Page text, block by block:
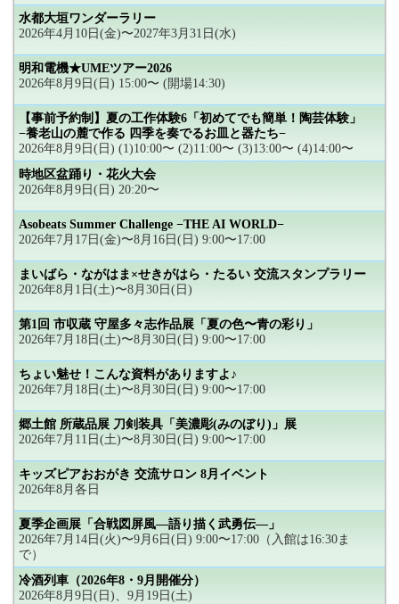
水都大垣ワンダーラリー
2026年4月10日(金)〜2027年3月31日(水)
明和電機★UMEツアー2026
2026年8月9日(日) 15:00〜 (開場14:30)
【事前予約制】夏の工作体験6「初めてでも簡単！陶芸体験」
−養老山の麓で作る 四季を奏でるお皿と器たち−
2026年8月9日(日) (1)10:00〜 (2)11:00〜 (3)13:00〜 (4)14:00〜
時地区盆踊り・花火大会
2026年8月9日(日) 20:20〜
Asobeats Summer Challenge −THE AI WORLD−
2026年7月17日(金)〜8月16日(日) 9:00〜17:00
まいばら・ながはま×せきがはら・たるい 交流スタンプラリー
2026年8月1日(土)〜8月30日(日)
第1回 市収蔵 守屋多々志作品展「夏の色〜青の彩り」
2026年7月18日(土)〜8月30日(日) 9:00〜17:00
ちょい魅せ！こんな資料がありますよ♪
2026年7月18日(土)〜8月30日(日) 9:00〜17:00
郷土館 所蔵品展 刀剣装具「美濃彫(みのぼり)」展
2026年7月11日(土)〜8月30日(日) 9:00〜17:00
キッズピアおおがき 交流サロン 8月イベント
2026年8月各日
夏季企画展「合戦図屏風―語り描く武勇伝―」
2026年7月14日(火)〜9月6日(日) 9:00〜17:00（入館は16:30ま
で）
冷酒列車（2026年8・9月開催分）
2026年8月9日(日)、9月19日(土)